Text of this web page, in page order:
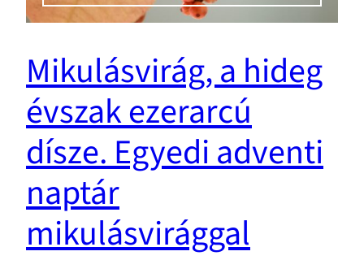
Mikulásvirág, a hideg
évszak ezerarcú
dísze. Egyedi adventi
naptár
mikulásvirággal